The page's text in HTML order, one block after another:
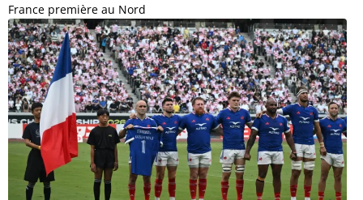
France première au Nord